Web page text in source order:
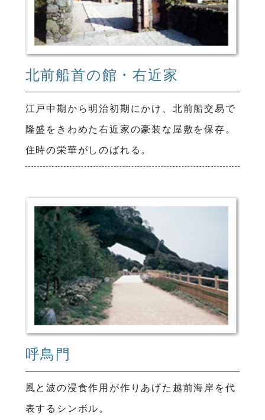
北前船首の館・右近家
江戸中期から明治初期にかけ、北前船交易で
隆盛をきわめた右近家の豪装な屋敷を保存。
住時の栄華がしのばれる。
呼鳥門
風と波の浸食作用が作りあげた越前海岸を代
表するシンボル。